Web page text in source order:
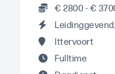
€ 2800 - €
Ittervoort
Fulltime